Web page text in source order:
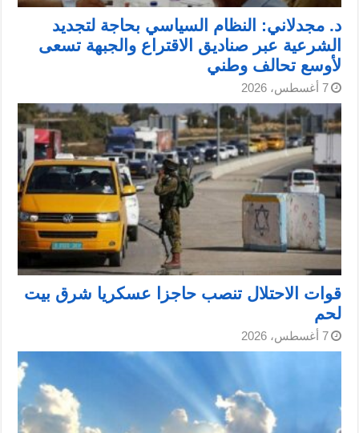
د. مجدلاني: النظام السياسي بحاجة لتجديد
الشرعية عبر صناديق الاقتراع والجبهة تسعى
لأوسع تحالف وطني
7 أغسطس، 2026
قوات الاحتلال تنصب حاجزا عسكريا شرق بيت
لحم
7 أغسطس، 2026